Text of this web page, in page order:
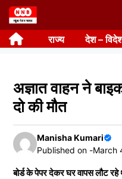
Skip
to
content राज्य देश –
अज्ञात वाहन ने
दो की मौत
Manisha Kumari
Published on -March
बोर्ड के पेपर देकर घर वापस लौट रहे